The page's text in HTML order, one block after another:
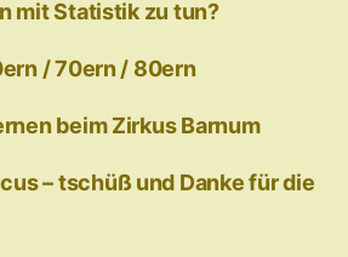
mit Statistik zu tun?
/ 70ern / 80ern
beim Zirkus Barnum
– tschüß und Danke für die